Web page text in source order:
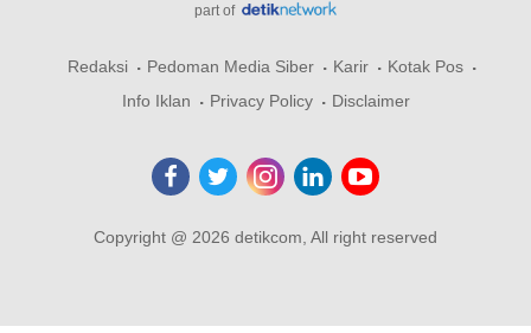
part of
Redaksi Pedoman Media Siber Karir
Kotak Pos
Info Iklan
Privacy Policy Disclaimer
Copyright @ 2026 detikcom, All right reserved